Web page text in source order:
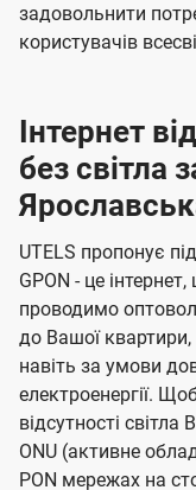
задовольнити
користувачів
Інтернет
без світла
UTELS пропонує
GPON - це
проводимо
до Вашої
навіть за умови
електроенергії.
відсутності
ONU (активне
PON мережах на